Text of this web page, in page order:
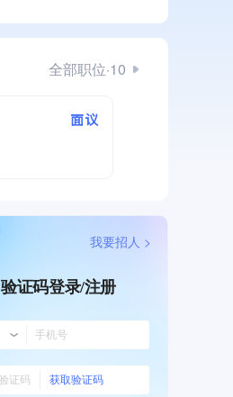
全部职位·10
面议
验证码登录/注册
获取验证码
我要招人 >